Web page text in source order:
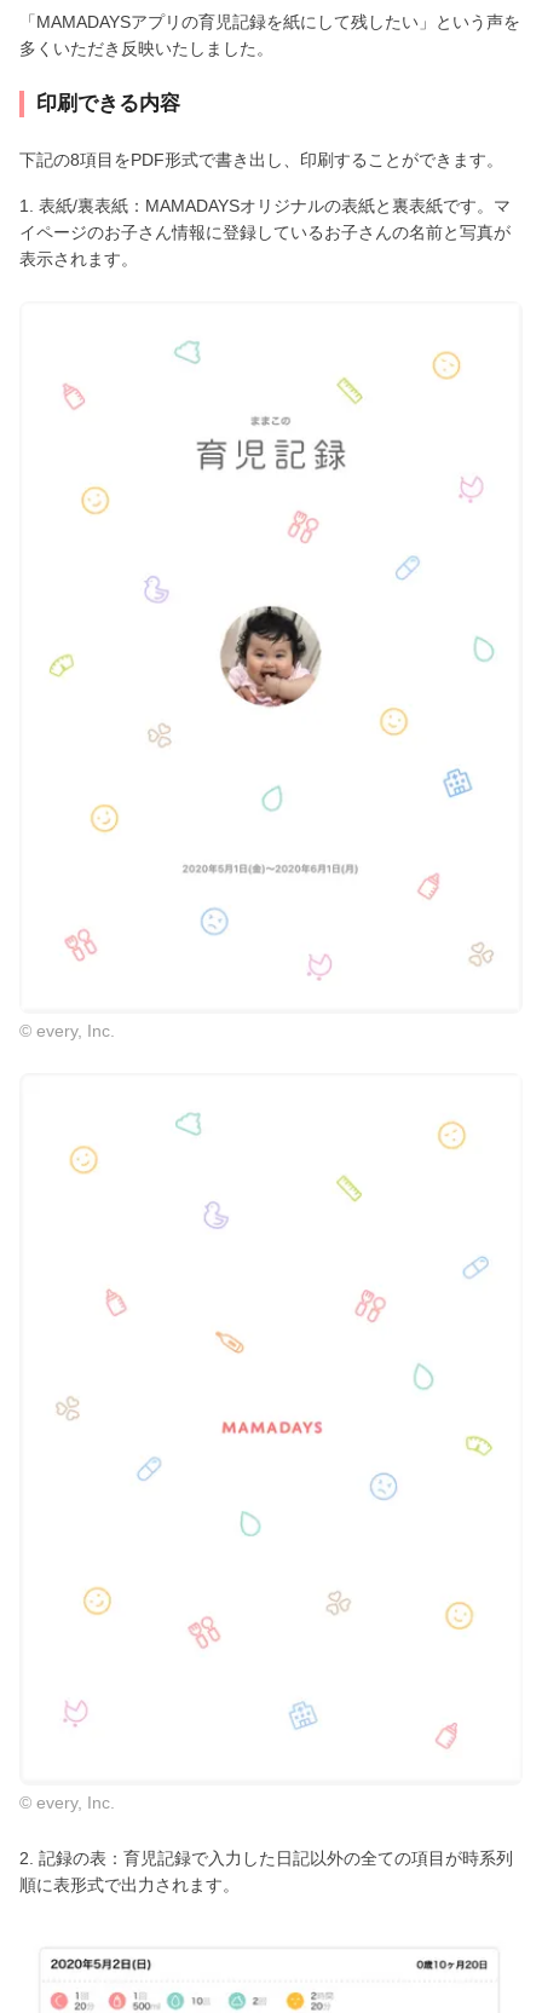
「MAMADAYSアプリの育児記録を紙にして残したい」という声を
多くいただき反映いたしました。
印刷できる内容
下記の8項目をPDF形式で書き出し、印刷することができます。
1. 表紙/裏表紙：MAMADAYSオリジナルの表紙と裏表紙です。マ
イページのお子さん情報に登録しているお子さんの名前と写真が
表示されます。
© every, Inc.
© every, Inc.
2. 記録の表：育児記録で入力した日記以外の全ての項目が時系列
順に表形式で出力されます。